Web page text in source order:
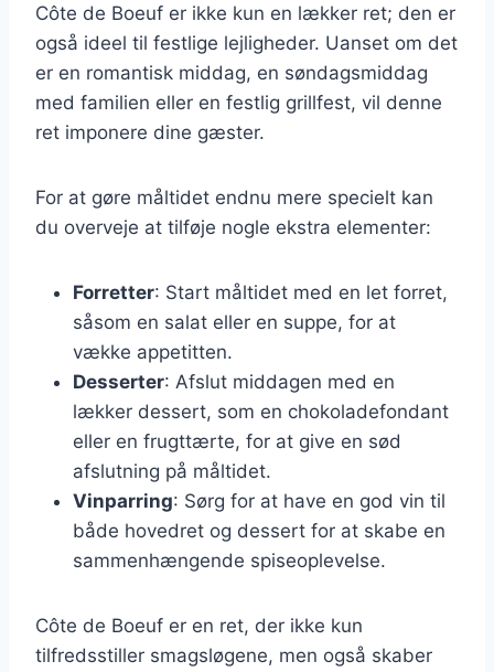
Côte de Boeuf er ikke kun en lækker ret; den er
også ideel til festlige lejligheder. Uanset om det
er en romantisk middag, en søndagsmiddag
med familien eller en festlig grillfest, vil denne
ret imponere dine gæster.
For at gøre måltidet endnu mere specielt kan
du overveje at tilføje nogle ekstra elementer:
Forretter: Start måltidet med en let forret,
såsom en salat eller en suppe, for at
vække appetitten.
Desserter: Afslut middagen med en
lækker dessert, som en chokoladefondant
eller en frugttærte, for at give en sød
afslutning på måltidet.
Vinparring: Sørg for at have en god vin til
både hovedret og dessert for at skabe en
sammenhængende spiseoplevelse.
Côte de Boeuf er en ret, der ikke kun
tilfredsstiller smagsløgene, men også skaber